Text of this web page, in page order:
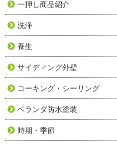
一押し商品紹介
洗浄
養生
サイディング外壁
コーキング・シーリング
ベランダ防水塗装
時期・季節